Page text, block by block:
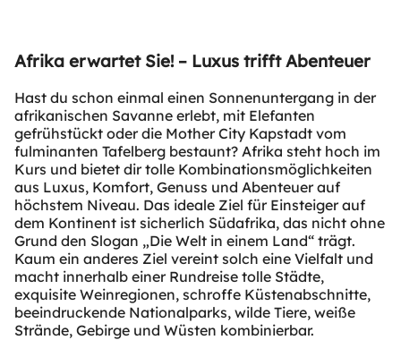
Afrika erwartet Sie! – Luxus trifft Abenteuer
Hast du schon einmal einen Sonnenuntergang in der
afrikanischen Savanne erlebt, mit Elefanten
gefrühstückt oder die Mother City Kapstadt vom
fulminanten Tafelberg bestaunt? Afrika steht hoch im
Kurs und bietet dir tolle Kombinationsmöglichkeiten
aus Luxus, Komfort, Genuss und Abenteuer auf
höchstem Niveau. Das ideale Ziel für Einsteiger auf
dem Kontinent ist sicherlich Südafrika, das nicht ohne
Grund den Slogan „Die Welt in einem Land“ trägt.
Kaum ein anderes Ziel vereint solch eine Vielfalt und
macht innerhalb einer Rundreise tolle Städte,
exquisite Weinregionen, schroffe Küstenabschnitte,
beeindruckende Nationalparks, wilde Tiere, weiße
Strände, Gebirge und Wüsten kombinierbar.